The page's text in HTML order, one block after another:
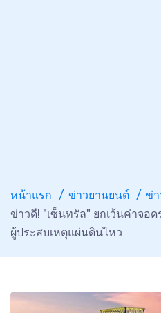
หน้าแรก ข่าวยานยนต์
ข่
ข่าวดี! "เซ็นทรัล" ยกเว้นค่าจอ
ผู้ประสบเหตุแผ่นดินไหว